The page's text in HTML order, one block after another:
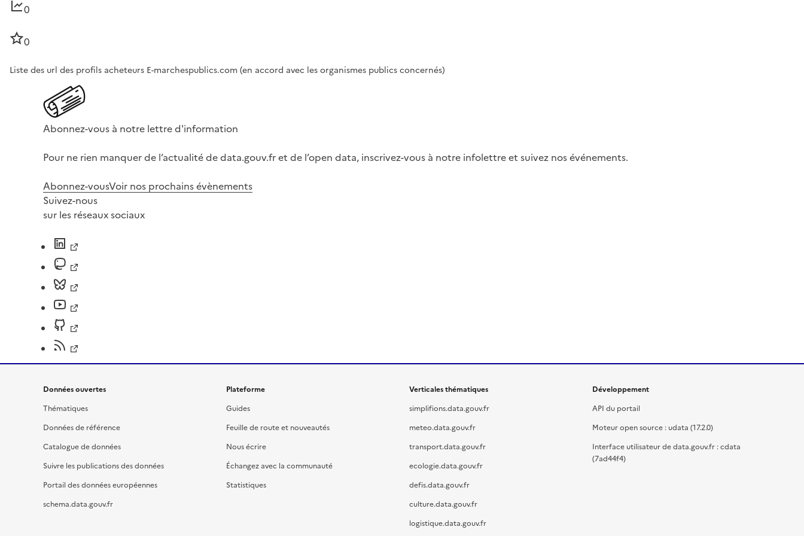
0
0
Liste des url des profils acheteurs E-marchespublics.com (en accord avec les organismes publics concernés)
Abonnez-vous à notre lettre d'information
Pour ne rien manquer de l’actualité de data.gouv.fr et de l’open data, inscrivez-vous à notre infolettre et suivez nos événements.
Abonnez-vousVoir nos prochains évènements
Suivez-nous
sur les réseaux sociaux
Données ouvertes
Thématiques
Données de référence
Catalogue de données
Suivre les publications des données
Portail des données européennes
schema.data.gouv.fr
Plateforme
Guides
Feuille de route et nouveautés
Nous écrire
Échangez avec la communauté
Statistiques
Verticales thématiques
simplifions.data.gouv.fr
meteo.data.gouv.fr
transport.data.gouv.fr
ecologie.data.gouv.fr
defis.data.gouv.fr
culture.data.gouv.fr
logistique.data.gouv.fr
Développement
API du portail
Moteur open source : udata (17.2.0)
Interface utilisateur de data.gouv.fr : cdata
(7ad44f4)